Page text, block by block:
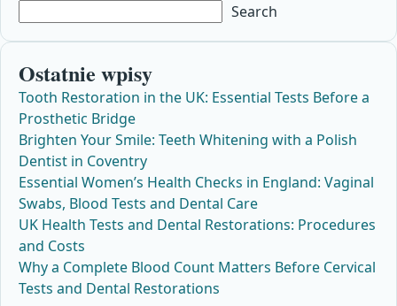
Search
Ostatnie wpisy
Tooth Restoration in the UK: Essential Tests Before a
Prosthetic Bridge
Brighten Your Smile: Teeth Whitening with a Polish
Dentist in Coventry
Essential Women’s Health Checks in England: Vaginal
Swabs, Blood Tests and Dental Care
UK Health Tests and Dental Restorations: Procedures
and Costs
Why a Complete Blood Count Matters Before Cervical
Tests and Dental Restorations